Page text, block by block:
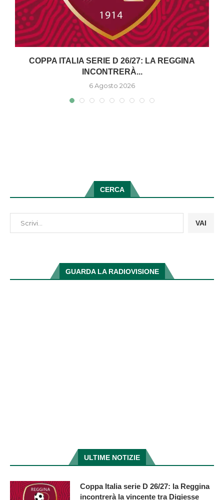
COPPA ITALIA SERIE D 26/27: LA REGGINA
INCONTRERÀ...
6 Agosto 2026
CERCA
VAI
GUARDA LA RADIOVISIONE
ULTIME NOTIZIE
Coppa Italia serie D 26/27: la Reggina
incontrerà la vincente tra Digiesse